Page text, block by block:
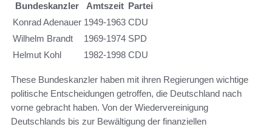
Bundeskanzler Amtszeit Partei
Konrad Adenauer 1949-1963 CDU
Wilhelm Brandt
1969-1974 SPD
Helmut Kohl
1982-1998 CDU
These Bundeskanzler haben mit ihren Regierungen wichtige
politische Entscheidungen getroffen, die Deutschland nach
vorne gebracht haben. Von der Wiedervereinigung
Deutschlands bis zur Bewältigung der finanziellen